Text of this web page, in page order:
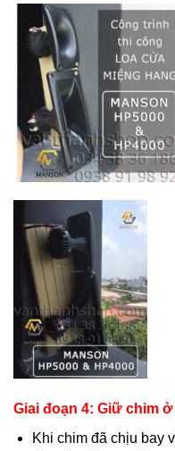
Giai đoạn 4: Giữ chim ở
Khi chim đã chịu bay